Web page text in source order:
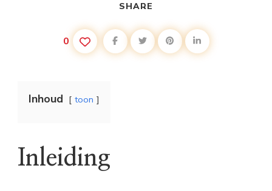
SHARE
0
Inhoud toon
Inleiding